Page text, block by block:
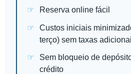
Reserva online fácil
Custos iniciais
terço) sem taxas
Sem bloqueio de
crédito